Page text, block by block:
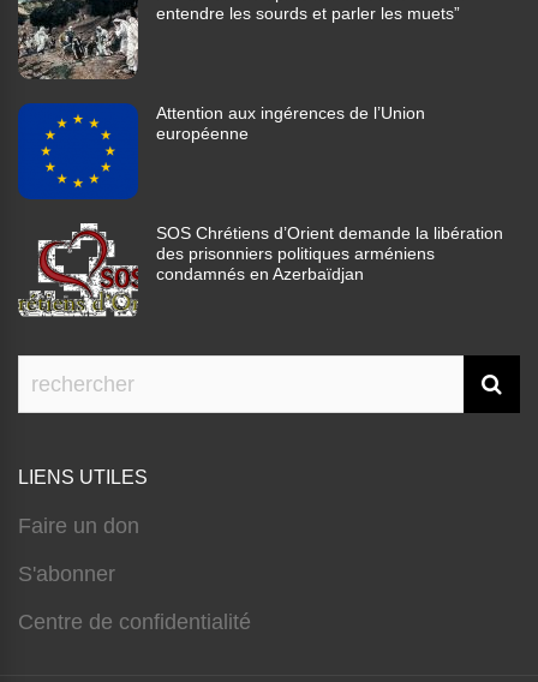
entendre les sourds et parler les muets”
Attention aux ingérences de l’Union
européenne
SOS Chrétiens d’Orient demande la libération
des prisonniers politiques arméniens
condamnés en Azerbaïdjan
LIENS UTILES
Faire un don
S'abonner
Centre de confidentialité